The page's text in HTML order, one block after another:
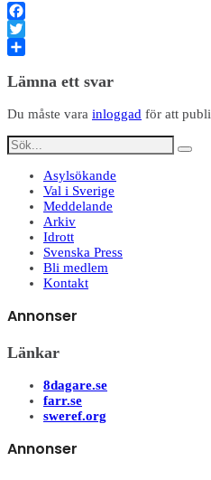
Facebook
Twitter
Lämna ett svar
Du måste vara inloggad för att
Asylsökande
Val i Sverige
Meddelande
Arkiv
Idrott
Svenska Press
Bli medlem
Kontakt
Annonser
Länkar
8dagare.se
farr.se
sweref.org
Annonser